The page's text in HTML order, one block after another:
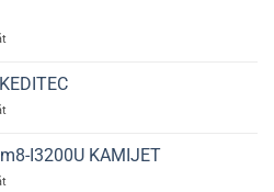
ở
ở
IN
BẠT
MỚI
I3200U KAMIJET
ở